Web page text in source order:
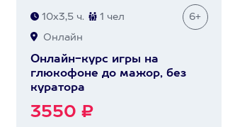
10х3,5 ч. 1 чел 6+
Онлайн
Онлайн-курс игры на
глюкофоне до мажор, без
куратора
3550 ₽